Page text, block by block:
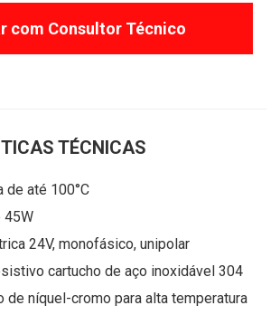
com Consultor Técnico
TÉCNICAS
de até 100°C
45W
24V, monofásico, unipolar
cartucho de aço inoxidável 304
de níquel-cromo para alta temperatura